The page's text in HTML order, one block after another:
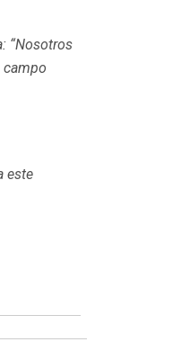
“Nosotros
campo
este